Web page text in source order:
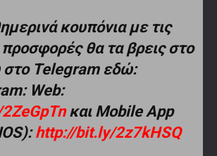
κουπόνια με τις
θα τα βρεις στο
στο Telegram εδώ:
Web:
και Mobile App
http://bit.ly/2z7kHSQ